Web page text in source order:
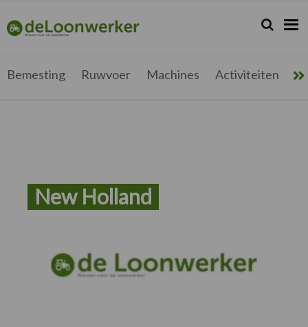
de
hoofdnavigatie
de
hoofd
de
voettekst
deloonwerker.be Zoeken...
Zoek
Bemesting Ruwvoer Machines Activiteiten
New Holland